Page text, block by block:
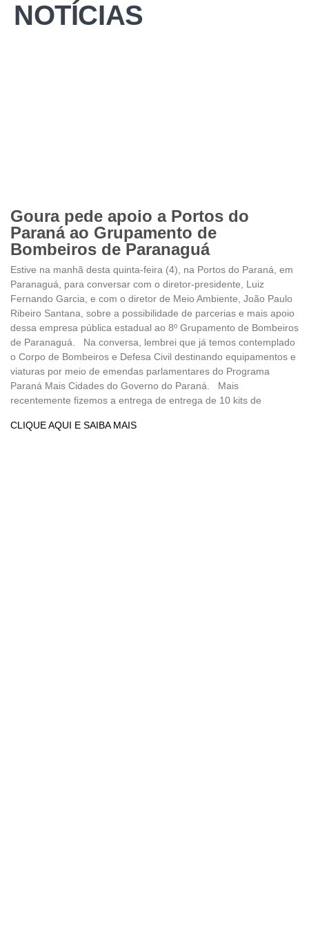
NOTÍCIAS
Goura pede apoio a Portos do
Paraná ao Grupamento de
Bombeiros de Paranaguá
Estive na manhã desta quinta-feira (4), na Portos do Paraná, em
Paranaguá, para conversar com o diretor-presidente, Luiz
Fernando Garcia, e com o diretor de Meio Ambiente, João Paulo
Ribeiro Santana, sobre a possibilidade de parcerias e mais apoio
dessa empresa pública estadual ao 8º Grupamento de Bombeiros
de Paranaguá. Na conversa, lembrei que já temos contemplado
o Corpo de Bombeiros e Defesa Civil destinando equipamentos e
viaturas por meio de emendas parlamentares do Programa
Paraná Mais Cidades do Governo do Paraná. Mais
recentemente fizemos a entrega de entrega de 10 kits de
CLIQUE AQUI E SAIBA MAIS